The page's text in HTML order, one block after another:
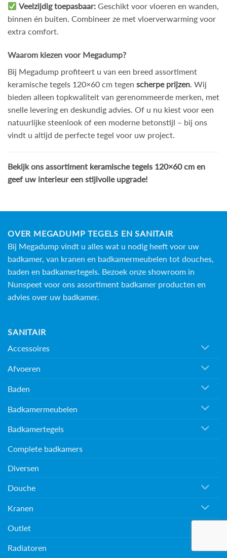
Veelzijdig toepasbaar: Geschikt voor vloeren en wanden,
binnen én buiten. Combineer ze met vloerverwarming voor
extra comfort.
Waarom kiezen voor Megadump?
Bij Megadump profiteert u van een breed assortiment
keramische tegels 120×60 cm tegen scherpe prijzen. Wij
bieden alleen topkwaliteit van gerenommeerde merken, met
snelle levering en deskundig advies. Of u nu kiest voor een
natuurlijke steenlook of een moderne betonstijl – bij ons
vindt u altijd de perfecte tegel voor uw project.
Bekijk ons assortiment keramische tegels 120×60 cm en
geef uw interieur een stijlvolle upgrade!
OVER MEGADUMP TEGELS EN SANITAIR
Bij Megadump vindt u alles wat u nodig heeft voor uw
badkamer, van kranen en badkamermeubelen tot douches,
baden en badkamertegels . Bezoek onze showroom in
Nunspeet voor ons assortiment badkamer producten en
advies over uw badkamer.
SANITAIR
Accessoires
Afvoeren
Baden
Badkamermeubelen
Badkamertegels
Complete badkamers
Diversen
Douche
Kranen
Outlet
Radiatoren